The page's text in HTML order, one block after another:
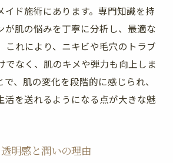
イド施術にあります。専門知識を持
が肌の悩みを丁寧に分析し、最適な
これにより、ニキビや毛穴のトラブ
でなく、肌のキメや弾力も向上しま
、肌の変化を段階的に感じられ、
活を送れるようになる点が大きな魅
明感と潤いの理由